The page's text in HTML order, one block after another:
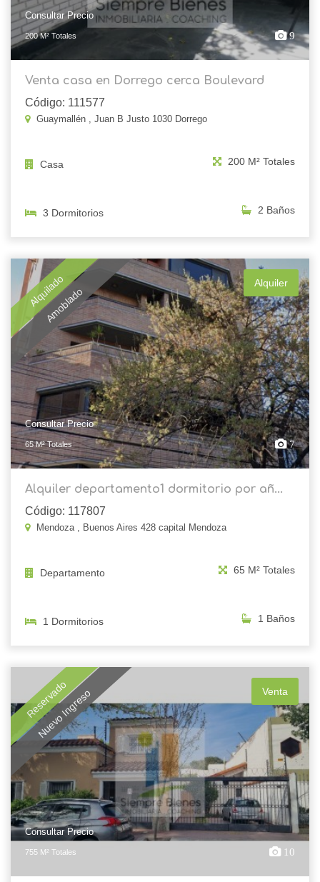
Consultar Precio
200 M² Totales 9
Venta casa en Dorrego cerca Boulevard
Código: 111577
Guaymallén , Juan B Justo 1030 Dorrego
Casa 200 M² Totales
3 Dormitorios 2 Baños
Alquilado
Amoblado
Alquiler
Consultar Precio
65 M² Totales 7
Alquiler departamento1 dormitorio por añ...
Código: 117807
Mendoza , Buenos Aires 428 capital Mendoza
Departamento 65 M² Totales
1 Dormitorios 1 Baños
Reservado
Nuevo Ingreso Venta
Consultar Precio
755 M² Totales 10